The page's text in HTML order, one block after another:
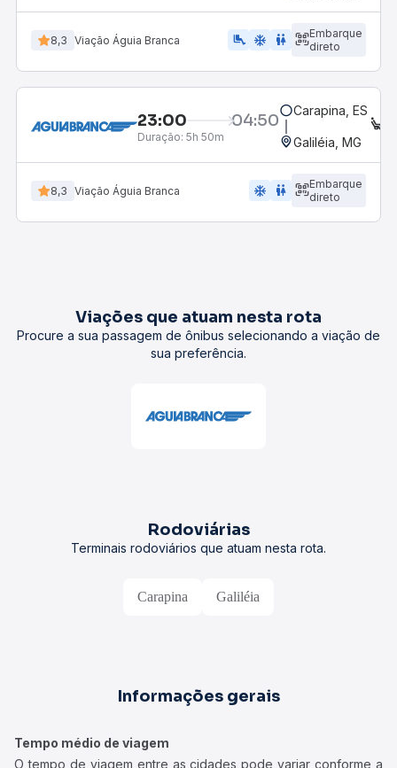
8,3 Viação Águia Branca airline_seat_legroom_extra ac_unit WC
Embarque
direto
23:00 04:50
Duração: 5h 50m
Carapina, ES
Galiléia, MG
8,3 Viação Águia Branca ac_unit wc
Embarque
direto
Viações que atuam nesta rota
Procure a sua passagem de ônibus selecionando a viação de
sua preferência.
Rodoviárias
Terminais rodoviários que atuam nesta rota.
Carapina Galiléia
Informações gerais
Tempo médio de viagem
O tempo de viagem entre as cidades pode variar conforme a